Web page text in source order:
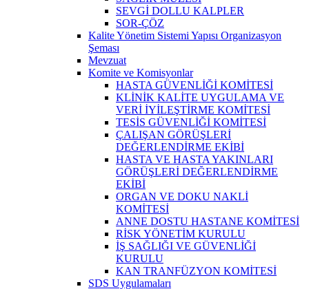
SEVGİ DOLLU KALPLER
SOR-ÇÖZ
Kalite Yönetim Sistemi Yapısı Organizasyon
Şeması
Mevzuat
Komite ve Komisyonlar
HASTA GÜVENLİĞİ KOMİTESİ
KLİNİK KALİTE UYGULAMA VE
VERİ İYİLEŞTİRME KOMİTESİ
TESİS GÜVENLİĞİ KOMİTESİ
ÇALIŞAN GÖRÜŞLERİ
DEĞERLENDİRME EKİBİ
HASTA VE HASTA YAKINLARI
GÖRÜŞLERİ DEĞERLENDİRME
EKİBİ
ORGAN VE DOKU NAKLİ
KOMİTESİ
ANNE DOSTU HASTANE KOMİTESİ
RİSK YÖNETİM KURULU
İŞ SAĞLIĞI VE GÜVENLİĞİ
KURULU
KAN TRANFÜZYON KOMİTESİ
SDS Uygulamaları